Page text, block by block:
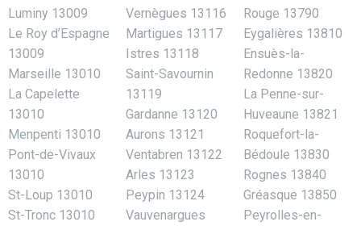
Luminy 13009
Le Roy d’Espagne
13009
Marseille 13010
La Capelette
13010
Menpenti 13010
Pont-de-Vivaux
13010
St-Loup 13010
St-Tronc 13010
Vernègues 13116
Martigues 13117
Istres 13118
Saint-Savournin
13119
Gardanne 13120
Aurons 13121
Ventabren 13122
Arles 13123
Peypin 13124
Vauvenargues
Rouge 13790
Eygalières 13810
Ensuès-la-
Redonne 13820
La Penne-sur-
Huveaune 13821
Roquefort-la-
Bédoule 13830
Rognes 13840
Gréasque 13850
Peyrolles-en-